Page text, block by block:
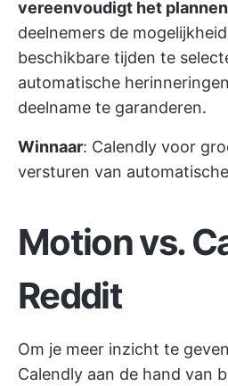
vereenvoudigt het
deelnemers de
beschikbare tijden te
automatische
deelname te garanderen.
Winnaar: Calendly voor
versturen van
Motion vs.
Reddit
Om je meer inzicht te
Calendly aan de hand van